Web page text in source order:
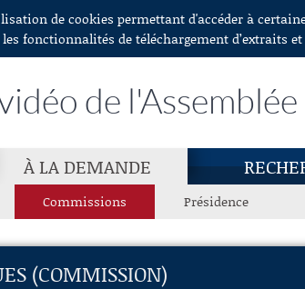
de cookies permettant d'accéder à
fonctionnalités de téléchargement d’extraits
de
À LA DEMANDE
Commissions Présidence
(COMMISSION)